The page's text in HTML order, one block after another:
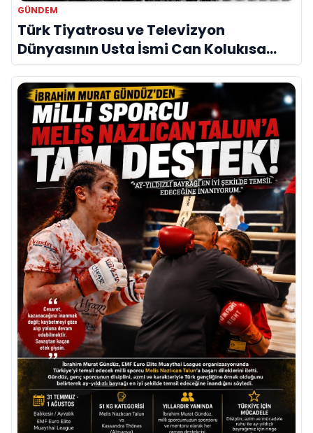
GÜNDEM
Türk Tiyatrosu ve Televizyon
Dünyasının Usta İsmi Can Kolukısa
Hayatını Kaybetti